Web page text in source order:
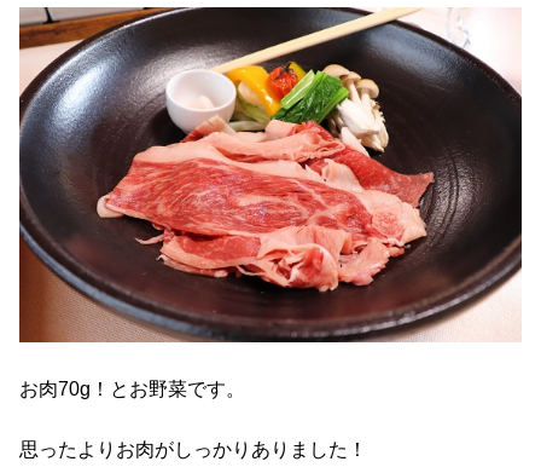
お肉70g！とお野菜です。
思ったよりお肉がしっかりありました！